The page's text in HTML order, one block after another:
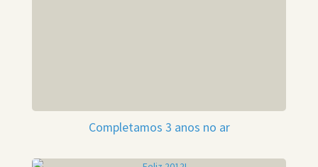
Completamos 3 anos no ar